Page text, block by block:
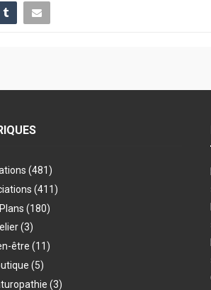
(481)
(411)
(180)
(3)
être (11)
(5)
(3)